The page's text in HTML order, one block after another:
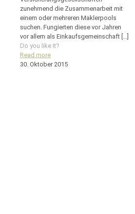
zunehmend die Zusammenarbeit mit
einem oder mehreren Maklerpools
suchen. Fungierten diese vor Jahren
vor allem als Einkaufsgemeinschaft […]
Do you like it?
Read more
30. Oktober 2015